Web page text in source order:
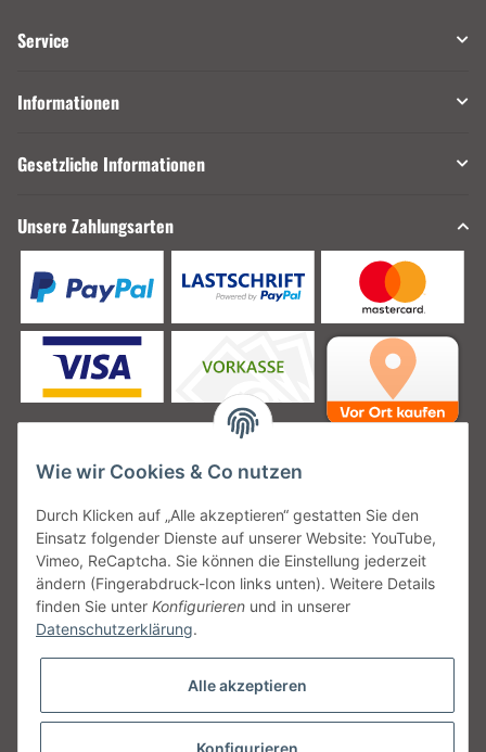
Service
Informationen
Gesetzliche Informationen
Unsere Zahlungsarten
Unsere Versanddienstleister
Unsere Communities
Wie wir Cookies & Co nutzen
Durch Klicken auf „Alle akzeptieren“ gestatten Sie den
Einsatz folgender Dienste auf unserer Website: YouTube,
Vimeo, ReCaptcha. Sie können die Einstellung jederzeit
ändern (Fingerabdruck-Icon links unten). Weitere Details
finden Sie unter Konfigurieren und in unserer
Datenschutzerklärung.
Alle akzeptieren